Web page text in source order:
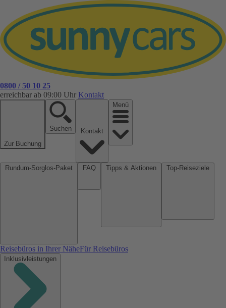
0800 / 50 10 25
erreichbar ab 09:00 Uhr Kontakt
Zur Buchung
Suchen
Menü
Reisebüros in Ihrer NäheFür Reisebüros
Inklusivleistungen